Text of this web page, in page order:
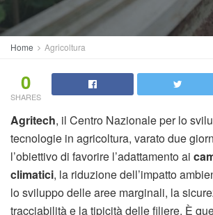
Home Agricoltura
0
SHARES
Agritech, il Centro Nazionale per lo
tecnologie in agricoltura, varato due
l’obiettivo di favorire l’adattamento ai
climatici, la riduzione dell’impatto
lo sviluppo delle aree marginali, la
tracciabilità e la tipicità delle filiere. È